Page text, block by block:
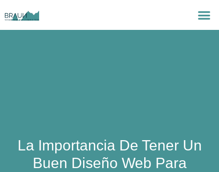
La Importancia De Tener Un
Buen Diseño Web Para